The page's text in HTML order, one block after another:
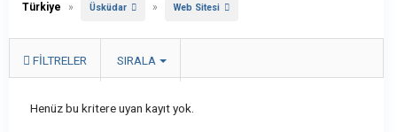
Türkiye » Üsküdar » Web Sitesi
FILTRELER SIRALA
Henüz bu kritere uyan kayıt yok.